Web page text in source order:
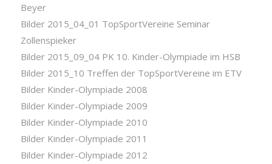
Beyer
Bilder 2015_04_01 TopSportVereine Seminar
Zollenspieker
Bilder 2015_09_04 PK 10. Kinder-Olympiade im HSB
Bilder 2015_10 Treffen der TopSportVereine im ETV
Bilder Kinder-Olympiade 2008
Bilder Kinder-Olympiade 2009
Bilder Kinder-Olympiade 2010
Bilder Kinder-Olympiade 2011
Bilder Kinder-Olympiade 2012